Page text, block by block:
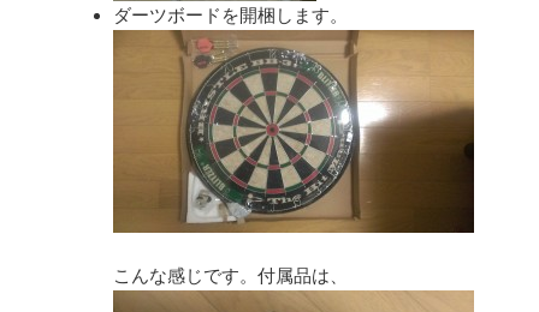
ダーツボードを開梱します。
こんな感じです。付属品は、